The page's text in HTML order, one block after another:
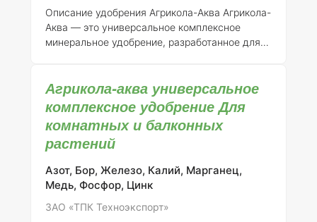
основные макроэлементы, необходимые для
полноценного роста и развития растений.
Конкретный состав
Описание удобрения Агрикола-Аква
Аква — это универсальное комплексное
минеральное удобрение, разработанное для
ЗАО "ТПК Техноэкспорт" и зарегистрировано
под номером 046-11-731-1. Удобрение
подходит для применения в различных
агрономических условиях и на различных
типах культур, что делает его
сельхозпроизводителей.Состав и
концентрация элементов
содержит сбалансированный набор макро- и
Агрикола-аква универсальное
комплексное удобрение Для
комнатных и балконных
растений
Азот, Бор, Железо, Калий, Марганец,
Медь, Фосфор, Цинк
ЗАО «ТПК Техноэкспорт»